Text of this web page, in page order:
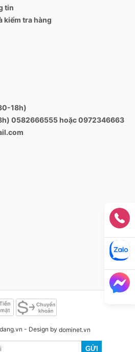
tin
kiểm tra hàng
18h)
0582666555 hoặc 0972346663
- Design by dominet.vn
GỬI